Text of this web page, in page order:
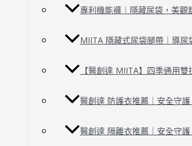
專利機能褲｜隱藏尿袋，美
MIITA 隱藏式尿袋腿帶｜導
【醫創達 MIITA】四季通用
醫創達 防護衣推薦｜安全守
醫創達 隔離衣推薦｜安全守